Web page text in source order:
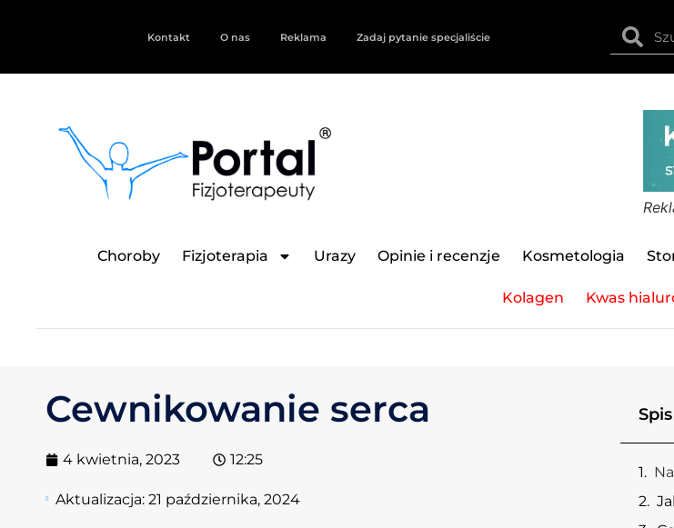
Kontakt O nas Reklama Zadaj pytanie specjaliście
Choroby Fizjoterapia Urazy Opinie i recenzje Kosmetologia
Kolagen Kwas
Cewnikowanie serca
4 kwietnia, 2023 12:25
Aktualizacja:21 października, 2024